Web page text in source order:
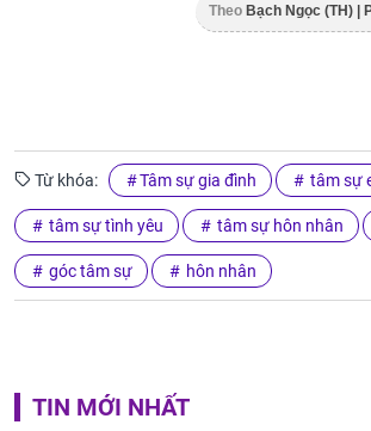
Theo Bạch Ngọc (TH) |
Từ khóa: Tâm sự gia đình tâm sự
tâm sự tình yêu tâm sự hôn nhân
góc tâm sự hôn nhân
TIN MỚI NHẤT